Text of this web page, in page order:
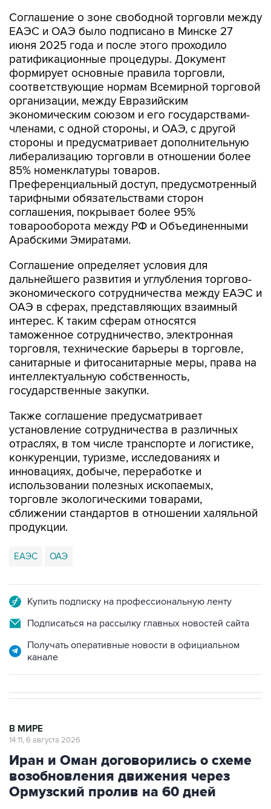
Соглашение о зоне свободной торговли между
ЕАЭС и ОАЭ было подписано в Минске 27
июня 2025 года и после этого проходило
ратификационные процедуры. Документ
формирует основные правила торговли,
соответствующие нормам Всемирной торговой
организации, между Евразийским
экономическим союзом и его государствами-
членами, с одной стороны, и ОАЭ, с другой
стороны и предусматривает дополнительную
либерализацию торговли в отношении более
85% номенклатуры товаров.
Преференциальный доступ, предусмотренный
тарифными обязательствами сторон
соглашения, покрывает более 95%
товарооборота между РФ и Объединенными
Арабскими Эмиратами.
Соглашение определяет условия для
дальнейшего развития и углубления торгово-
экономического сотрудничества между ЕАЭС и
ОАЭ в сферах, представляющих взаимный
интерес. К таким сферам относятся
таможенное сотрудничество, электронная
торговля, технические барьеры в торговле,
санитарные и фитосанитарные меры, права на
интеллектуальную собственность,
государственные закупки.
Также соглашение предусматривает
установление сотрудничества в различных
отраслях, в том числе транспорте и логистике,
конкуренции, туризме, исследованиях и
инновациях, добыче, переработке и
использовании полезных ископаемых,
торговле экологическими товарами,
сближении стандартов в отношении халяльной
продукции.
ЕАЭС ОАЭ
Купить подписку на профессиональную ленту
Подписаться на рассылку главных новостей сайта
Получать оперативные новости в официальном
канале
В МИРЕ
14:11, 6 августа 2026
Иран и Оман договорились о схеме
возобновления движения через
Ормузский пролив на 60 дней